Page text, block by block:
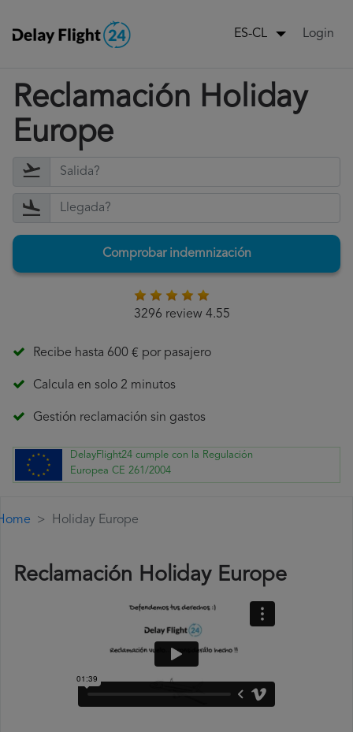
ES-CL Login
Reclamación Holiday
Europe
Comprobar indemnización
3296 review 4.55
Recibe hasta 600 € por pasajero
Calcula en solo 2 minutos
Gestión reclamación sin gastos
DelayFlight24 cumple con la Regulación
Europea CE 261/2004
Holiday Europe
Reclamación Holiday Europe